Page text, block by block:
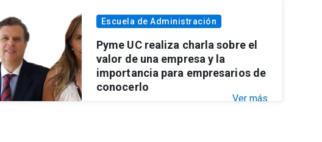
Escuela de Administración
Pyme UC realiza charla sobre el
valor de una empresa y la
importancia para empresarios de
conocerlo
Ver más